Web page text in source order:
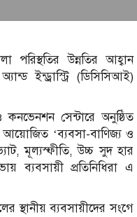
পরিস্থতির উন্নতির আহ্বান
ইন্ড্রাস্ট্রি (ডিসিসিআই)
সেন্টারে অনুষ্ঠিত
আয়োজিত ‘ব্যবসা-বাণিজ্য ও
মূল্যস্ফীতি, উচ্চ সুদ হার
ব্যবসায়ী প্রতিনিধিরা এ
স্থানীয় ব্যবসায়ীদের সংগে